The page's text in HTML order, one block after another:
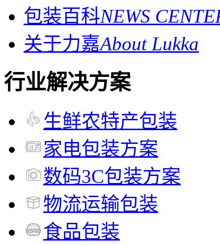
包装百科NEWS
关于力嘉About Lukka
行业解决方案
生鲜农特产包装
家电包装方案
数码3C包装方案
物流运输包装
食品包装